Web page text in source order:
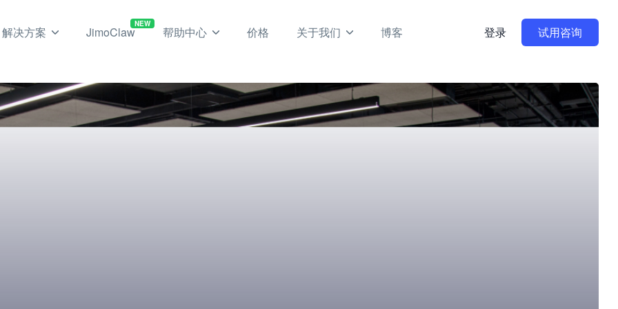
解决方案 JimoClaw
NEW
帮助中心 价格 关于我们 博客 登录 试用咨询